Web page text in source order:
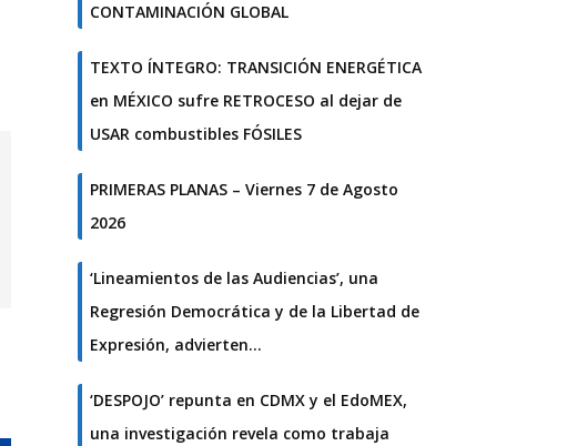
CONTAMINACIÓN GLOBAL
TEXTO ÍNTEGRO: TRANSICIÓN ENERGÉTICA
en MÉXICO sufre RETROCESO al dejar de
USAR combustibles FÓSILES
PRIMERAS PLANAS – Viernes 7 de Agosto
2026
‘Lineamientos de las Audiencias’, una
Regresión Democrática y de la Libertad de
Expresión, advierten…
‘DESPOJO’ repunta en CDMX y el EdoMEX,
una investigación revela como trabaja